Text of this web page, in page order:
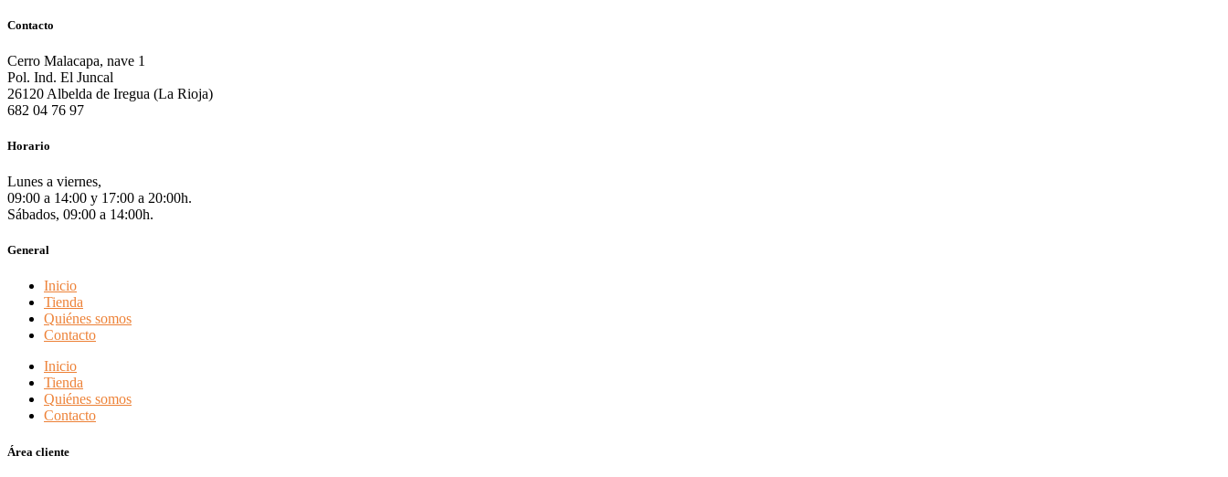
Contacto
Cerro Malacapa, nave 1
Pol. Ind. El Juncal
26120 Albelda de Iregua (La Rioja)
682 04 76 97
Horario
Lunes a viernes,
09:00 a 14:00 y 17:00 a 20:00h.
Sábados, 09:00 a 14:00h.
General
Inicio
Tienda
Quiénes somos
Contacto
Inicio
Tienda
Quiénes somos
Contacto
Área cliente